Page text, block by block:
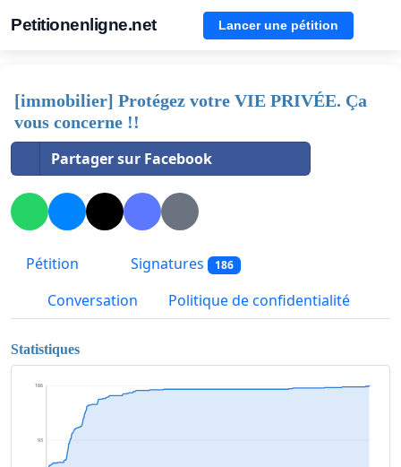
Petitionenligne.net Lancer une pétition
[immobilier] Protégez votre VIE PRIVÉE. Ça
vous concerne !!
Partager sur Facebook
Pétition Signatures 186
Conversation Politique de confidentialité
Statistiques
93
186